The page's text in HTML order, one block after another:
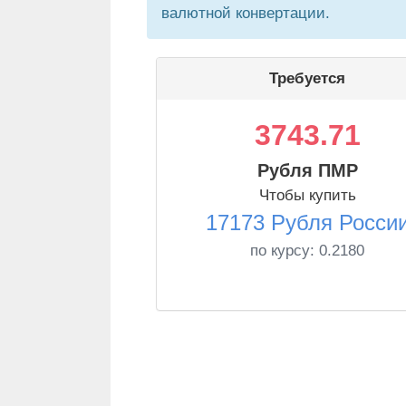
валютной конвертации.
Требуется
3743.71
Рубля ПМР
Чтобы купить
17173 Рубля
по курсу: 0.2180